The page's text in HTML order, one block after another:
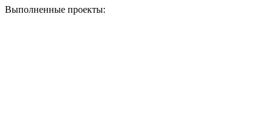
Выполненные проекты: